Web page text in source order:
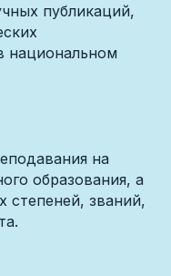
публикаций,
национальном
на
образования, а
степеней, званий,